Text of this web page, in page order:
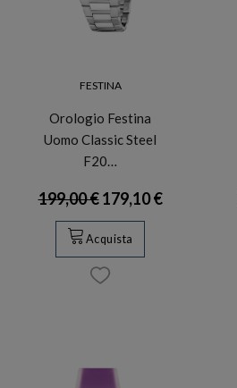
FESTINA
Orologio Festina
Uomo Classic Steel
F20…
199,00 €179,10 €
Acquista